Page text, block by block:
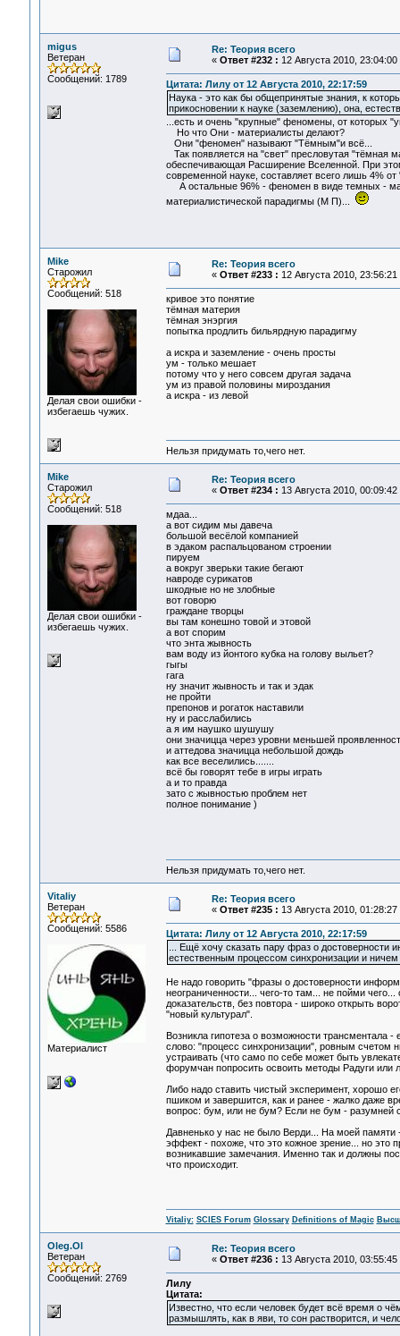
migus
Ветеран
Сообщений: 1789
Re: Теория всего
« Ответ #232 : 12 Августа 2010, 23:04:00
Цитата: Лилу от 12 Августа 2010, 22:17:59
Наука - это как бы общепринятые знания, к
прикосновении к науке (заземлению), она,
...есть и очень "крупные" феномены, от которых
Но что Они - материалисты делают?
Они "феномен" называют "Тёмным"и всё...
Так появляется на "свет" пресловутая "тёмная
обеспечивающая Расширение Вселенной. При
современной науке, составляет всего лишь 4%
А остальные 96% - феномен в виде темных -
материалистической парадигмы (М П)...
Mike
Старожил
Сообщений: 518
Делая свои ошибки -
избегаешь чужих.
Re: Теория всего
« Ответ #233 : 12 Августа 2010, 23:56:21
кривое это понятие
тёмная материя
тёмная энэргия
попытка продлить бильярдную парадигму
а искра и заземление - очень просты
ум - только мешает
потому что у него совсем другая задача
ум из правой половины мироздания
а искра - из левой
Нельзя придумать то,чего нет.
Mike
Старожил
Сообщений: 518
Делая свои ошибки -
избегаешь чужих.
Re: Теория всего
« Ответ #234 : 13 Августа 2010, 00:09:42
мдаа...
а вот сидим мы давеча
большой весёлой компанией
в эдаком распальцованом строении
пируем
а вокруг зверьки такие бегают
навроде сурикатов
шкодные но не злобные
вот говорю
граждане творцы
вы там конешно товой и этовой
а вот спорим
что энта жывность
вам воду из йонтого кубка на голову выльет?
гыгы
гага
ну значит жывность и так и эдак
не пройти
препонов и рогаток наставили
ну и расслабились
а я им наушко шушушу
они значицца через уровни меньшей
и аттедова значицца небольшой дождь
как все веселились.......
всё бы говорят тебе в игры играть
а и то правда
зато с жывностью проблем нет
полное понимание )
Нельзя придумать то,чего нет.
Vitaliy
Ветеран
Сообщений: 5586
Материалист
Re: Теория всего
« Ответ #235 : 13 Августа 2010, 01:28:27
Цитата: Лилу от 12 Августа 2010, 22:17:59
... Ещё хочу сказать пару фраз о
естественным процессом синхронизации и
Не надо говорить "фразы о достоверности
неограниченности... чего-то там... не пойми
доказательств, без повтора - широко открыть
"новый культурал".
Возникла гипотеза о возможности трансментала
слово: "процесс синхронизации", ровным счетом
устраивать (что само по себе может быть
форумчан попросить освоить методы Радуги или
Либо надо ставить чистый эксперимент, хорошо
пшиком и завершится, как и ранее - жалко даже
вопрос: бум, или не бум? Если не бум - разумней
Давненько у нас не было Верди... На моей памяти
эффект - похоже, что это кожное зрение... но это
возникавшие замечания. Именно так и должны
что происходит.
Vitaliy: SCIES Forum Glossary Definitions of Magic
Oleg.Ol
Ветеран
Сообщений: 2769
Re: Теория всего
« Ответ #236 : 13 Августа 2010, 03:55:45
Лилу
Цитата:
Известно, что если человек будет всё время о
размышлять, как в яви, то сон растворится, и